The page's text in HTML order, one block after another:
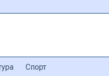
Спорт